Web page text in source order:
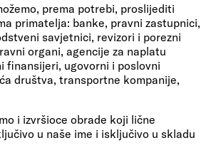
prema potrebi, proslijediti
primatelja: banke, pravni zastupnici,
savjetnici, revizori i porezni
organi, agencije za naplatu
finansijeri, ugovorni i poslovni
društva, transportne kompanije,
i izvršioce obrade koji lične
u naše ime i isključivo u skladu